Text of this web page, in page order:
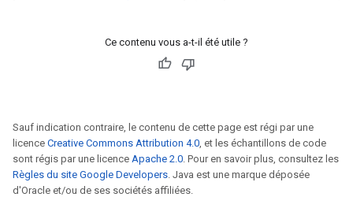
Ce contenu vous a-t-il été utile ?
Sauf indication contraire, le contenu de cette page est régi par une
licence Creative Commons Attribution 4.0, et les échantillons de code
sont régis par une licence Apache 2.0. Pour en savoir plus, consultez les
Règles du site Google Developers. Java est une marque déposée
d'Oracle et/ou de ses sociétés affiliées.